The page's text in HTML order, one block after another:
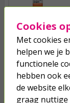
Cookies
Met cookies
helpen we je
functionele
hebben ook
de website
graag nuttige